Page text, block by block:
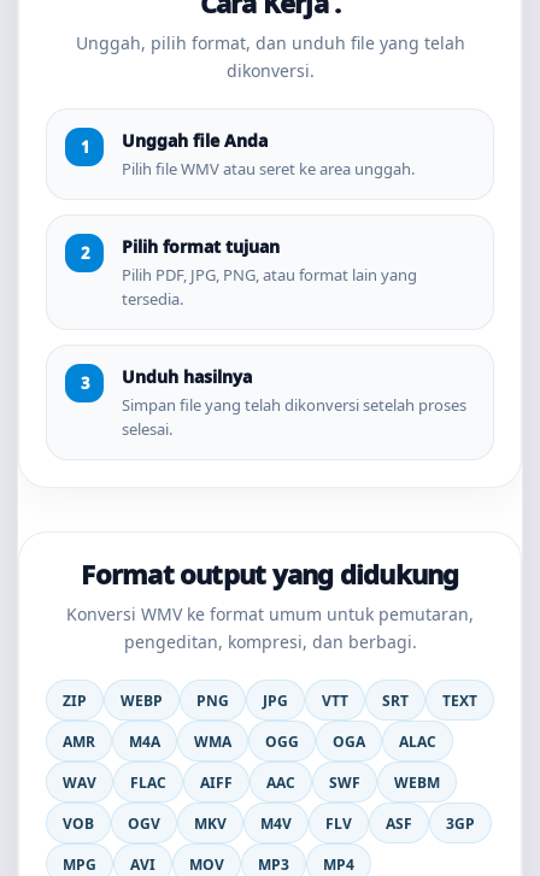
Unggah, pilih format, dan unduh file yang telah
dikonversi.
Unggah file Anda
Pilih file WMV atau seret ke area unggah.
Pilih format tujuan
Pilih PDF, JPG, PNG, atau format lain yang
tersedia.
Unduh hasilnya
Simpan file yang telah dikonversi setelah proses
selesai.
Format output yang didukung
Konversi WMV ke format umum untuk pemutaran,
pengeditan, kompresi, dan berbagi.
ZIP WEBP PNG JPG VTT SRT
TEXT
AMR
M4A WMA OGG OGA
ALAC
WAV
FLAC AIFF AAC SWF
WEBM
VOB
OGV MKV M4V FLV ASF
3GP
MPG
AVI MOV MP3 MP4